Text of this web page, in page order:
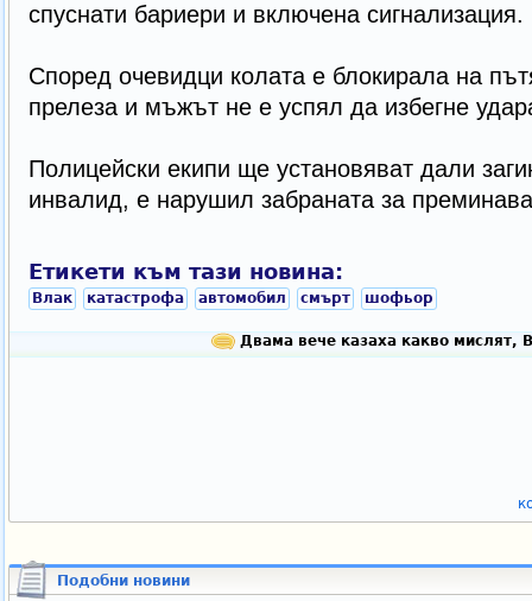
спуснати бариери и включена сигнализация.
Според очевидци колата е блокирала на
прелеза и мъжът не е успял да избегне
Полицейски екипи ще установяват дали
инвалид, е нарушил забраната за
Етикети към тази новина:
Влак катастрофа автомобил смърт шофьор
Двама вече казаха какво мислят,
Подобни новини